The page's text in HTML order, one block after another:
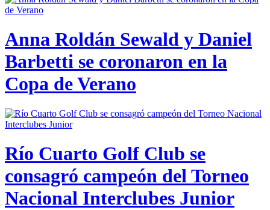
Anna Roldán Sewald y Daniel
Barbetti se coronaron en la
Copa de Verano
Río Cuarto Golf Club se
consagró campeón del Torneo
Nacional Interclubes Junior